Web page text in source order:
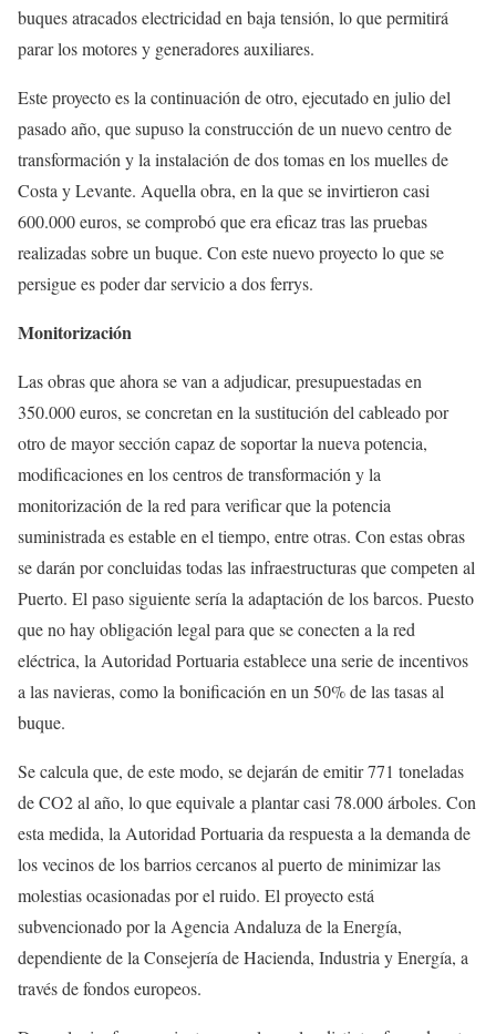
buques atracados electricidad en baja tensión, lo que permitirá
parar los motores y generadores auxiliares.
Este proyecto es la continuación de otro, ejecutado en julio del
pasado año, que supuso la construcción de un nuevo centro de
transformación y la instalación de dos tomas en los muelles de
Costa y Levante. Aquella obra, en la que se invirtieron casi
600.000 euros, se comprobó que era eficaz tras las pruebas
realizadas sobre un buque. Con este nuevo proyecto lo que se
persigue es poder dar servicio a dos ferrys.
Monitorización
Las obras que ahora se van a adjudicar, presupuestadas en
350.000 euros, se concretan en la sustitución del cableado por
otro de mayor sección capaz de soportar la nueva potencia,
modificaciones en los centros de transformación y la
monitorización de la red para verificar que la potencia
suministrada es estable en el tiempo, entre otras. Con estas obras
se darán por concluidas todas las infraestructuras que competen al
Puerto. El paso siguiente sería la adaptación de los barcos. Puesto
que no hay obligación legal para que se conecten a la red
eléctrica, la Autoridad Portuaria establece una serie de incentivos
a las navieras, como la bonificación en un 50% de las tasas al
buque.
Se calcula que, de este modo, se dejarán de emitir 771 toneladas
de CO2 al año, lo que equivale a plantar casi 78.000 árboles. Con
esta medida, la Autoridad Portuaria da respuesta a la demanda de
los vecinos de los barrios cercanos al puerto de minimizar las
molestias ocasionadas por el ruido. El proyecto está
subvencionado por la Agencia Andaluza de la Energía,
dependiente de la Consejería de Hacienda, Industria y Energía, a
través de fondos europeos.